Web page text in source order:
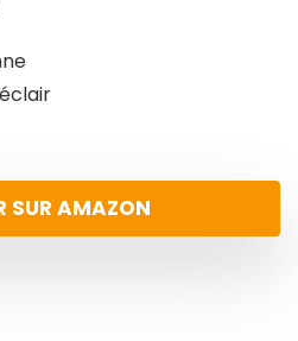
SUR AMAZON